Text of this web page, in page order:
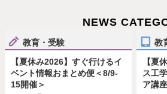
NEWS
教育・受験
【夏休み2026】すぐ行けるイ
ベント情報おまとめ便＜8/9-
15開催＞
教
【夏
ス工
ア講